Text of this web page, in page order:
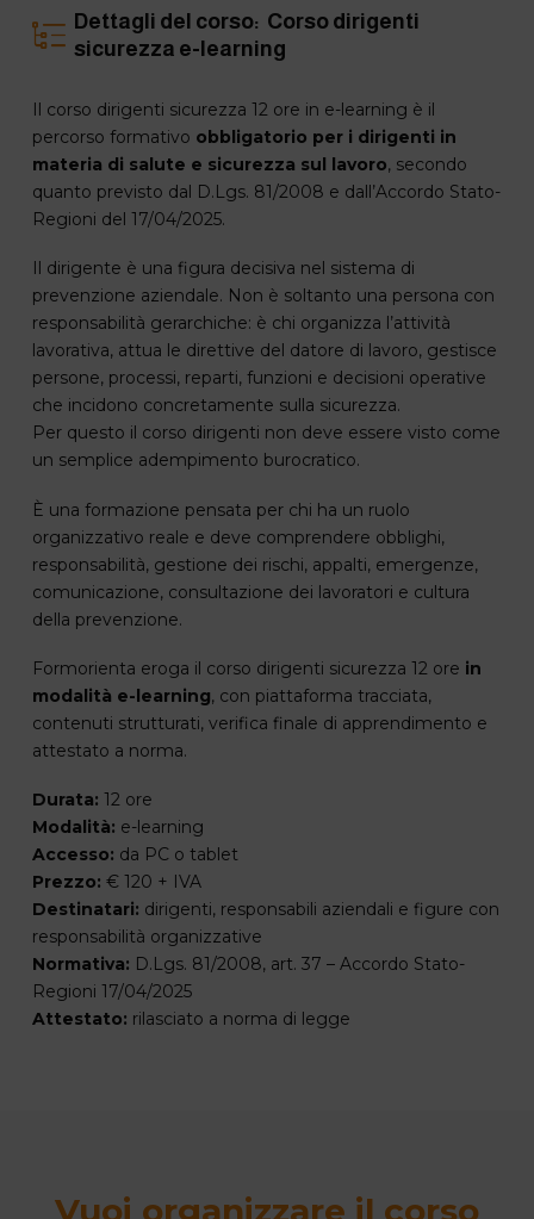
Dettagli del corso: Corso dirigenti
sicurezza e-learning
Il corso dirigenti sicurezza 12 ore in e-learning è il
percorso formativo obbligatorio per i dirigenti in
materia di salute e sicurezza sul lavoro, secondo
quanto previsto dal D.Lgs. 81/2008 e dall’Accordo Stato-
Regioni del 17/04/2025.
Il dirigente è una figura decisiva nel sistema di
prevenzione aziendale. Non è soltanto una persona con
responsabilità gerarchiche: è chi organizza l’attività
lavorativa, attua le direttive del datore di lavoro, gestisce
persone, processi, reparti, funzioni e decisioni operative
che incidono concretamente sulla sicurezza.
Per questo il corso dirigenti non deve essere visto come
un semplice adempimento burocratico.
È una formazione pensata per chi ha un ruolo
organizzativo reale e deve comprendere obblighi,
responsabilità, gestione dei rischi, appalti, emergenze,
comunicazione, consultazione dei lavoratori e cultura
della prevenzione.
Formorienta eroga il corso dirigenti sicurezza 12 ore in
modalità e-learning, con piattaforma tracciata,
contenuti strutturati, verifica finale di apprendimento e
attestato a norma.
Durata: 12 ore
Modalità: e-learning
Accesso: da PC o tablet
Prezzo: € 120 + IVA
Destinatari: dirigenti, responsabili aziendali e figure con
responsabilità organizzative
Normativa: D.Lgs. 81/2008, art. 37 – Accordo Stato-
Regioni 17/04/2025
Attestato: rilasciato a norma di legge